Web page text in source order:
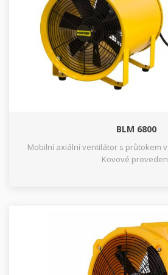
BLM 6800
Mobilní axiální ventilátor s průtokem
Kovové